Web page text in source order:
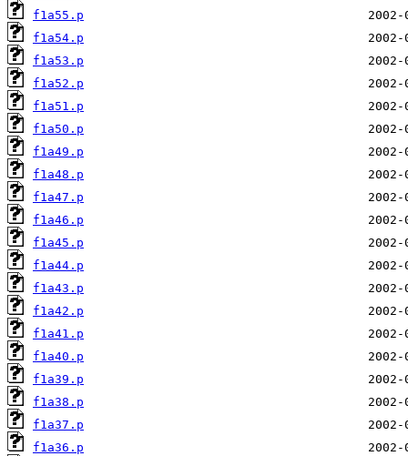
f1a55.p
f1a54.p
f1a53.p
f1a52.p
f1a51.p
f1a50.p
f1a49.p
f1a48.p
f1a47.p
f1a46.p
f1a45.p
f1a44.p
f1a43.p
f1a42.p
f1a41.p
f1a40.p
f1a39.p
f1a38.p
f1a37.p
f1a36.p